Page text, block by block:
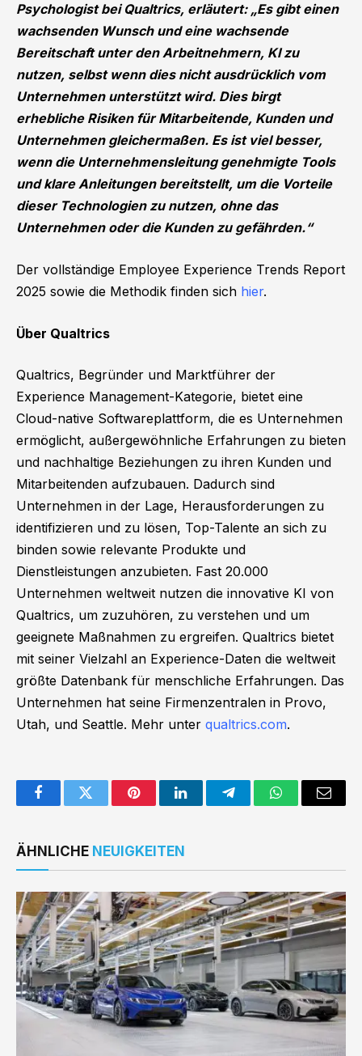
Psychologist bei Qualtrics, erläutert: „Es gibt einen
wachsenden Wunsch und eine wachsende
Bereitschaft unter den Arbeitnehmern, KI zu
nutzen, selbst wenn dies nicht ausdrücklich vom
Unternehmen unterstützt wird. Dies birgt
erhebliche Risiken für Mitarbeitende, Kunden und
Unternehmen gleichermaßen. Es ist viel besser,
wenn die Unternehmensleitung genehmigte Tools
und klare Anleitungen bereitstellt, um die Vorteile
dieser Technologien zu nutzen, ohne das
Unternehmen oder die Kunden zu gefährden.“
Der vollständige Employee Experience Trends Report
2025 sowie die Methodik finden sich hier.
Über Qualtrics
Qualtrics, Begründer und Marktführer der
Experience Management-Kategorie, bietet eine
Cloud-native Softwareplattform, die es Unternehmen
ermöglicht, außergewöhnliche Erfahrungen zu bieten
und nachhaltige Beziehungen zu ihren Kunden und
Mitarbeitenden aufzubauen. Dadurch sind
Unternehmen in der Lage, Herausforderungen zu
identifizieren und zu lösen, Top-Talente an sich zu
binden sowie relevante Produkte und
Dienstleistungen anzubieten. Fast 20.000
Unternehmen weltweit nutzen die innovative KI von
Qualtrics, um zuzuhören, zu verstehen und um
geeignete Maßnahmen zu ergreifen. Qualtrics bietet
mit seiner Vielzahl an Experience-Daten die weltweit
größte Datenbank für menschliche Erfahrungen. Das
Unternehmen hat seine Firmenzentralen in Provo,
Utah, und Seattle. Mehr unter qualtrics.com.
FacebookTwitter PinterestLinkedInTelegramWhatsAppEmail
ÄHNLICHE NEUIGKEITEN